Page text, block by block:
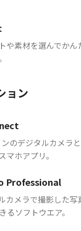
や素材を選んでかん
ョン
のデジタルカメラ
マホアプリ。
Professional
カメラで撮影した写
るソフトウエア。